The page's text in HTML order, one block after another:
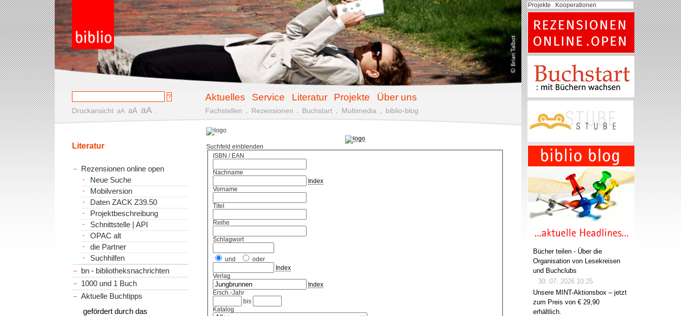
Aktuelles Service Literatur Projekte Über uns
Druckansicht aA aA aA Fachstellen Rezensionen Buchstart Multimedia biblio-blog
Suchfeld einblenden
ISBN / EAN
Nachname
Index
Vorname
Titel
Reihe
Schlagwort
und
oder
Index
Verlag
Index
Ersch.-Jahr
bis
Katalog
Literatur
Rezensionen online open
Neue Suche
Mobilversion
Daten ZACK Z39.50
Projektbeschreibung
Schnittstelle | API
OPAC alt
die Partner
Suchhilfen
bn - bibliotheksnachrichten
1000 und 1 Buch
Aktuelle Buchtipps
gefördert durch das
Projekte . Kooperationen
Bücher teilen - Über die
Organisation von Lesekreisen
und Buchclubs
30. 07. 2026 10:25
Unsere MINT-Aktionsbox – jetzt
zum Preis von € 29,90
erhältlich.